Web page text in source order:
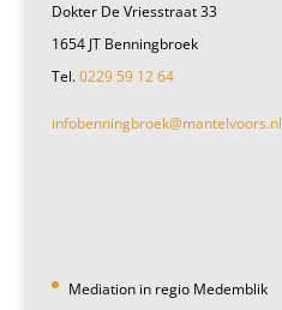
Dokter De Vriesstraat 33
1654 JT Benningbroek
Tel.0229 59 12 64
infobenningbroek@mantelvoors.nl
Mediation in regio Medemblik